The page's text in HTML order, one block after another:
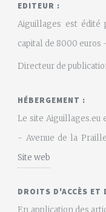
EDITEUR :
Aiguillages est édité
capital de 8000 euros
Directeur de
HÉBERGEMENT :
Le site Aiguillages.eu
- Avenue de la
Site web
DROITS D'ACCÈS ET